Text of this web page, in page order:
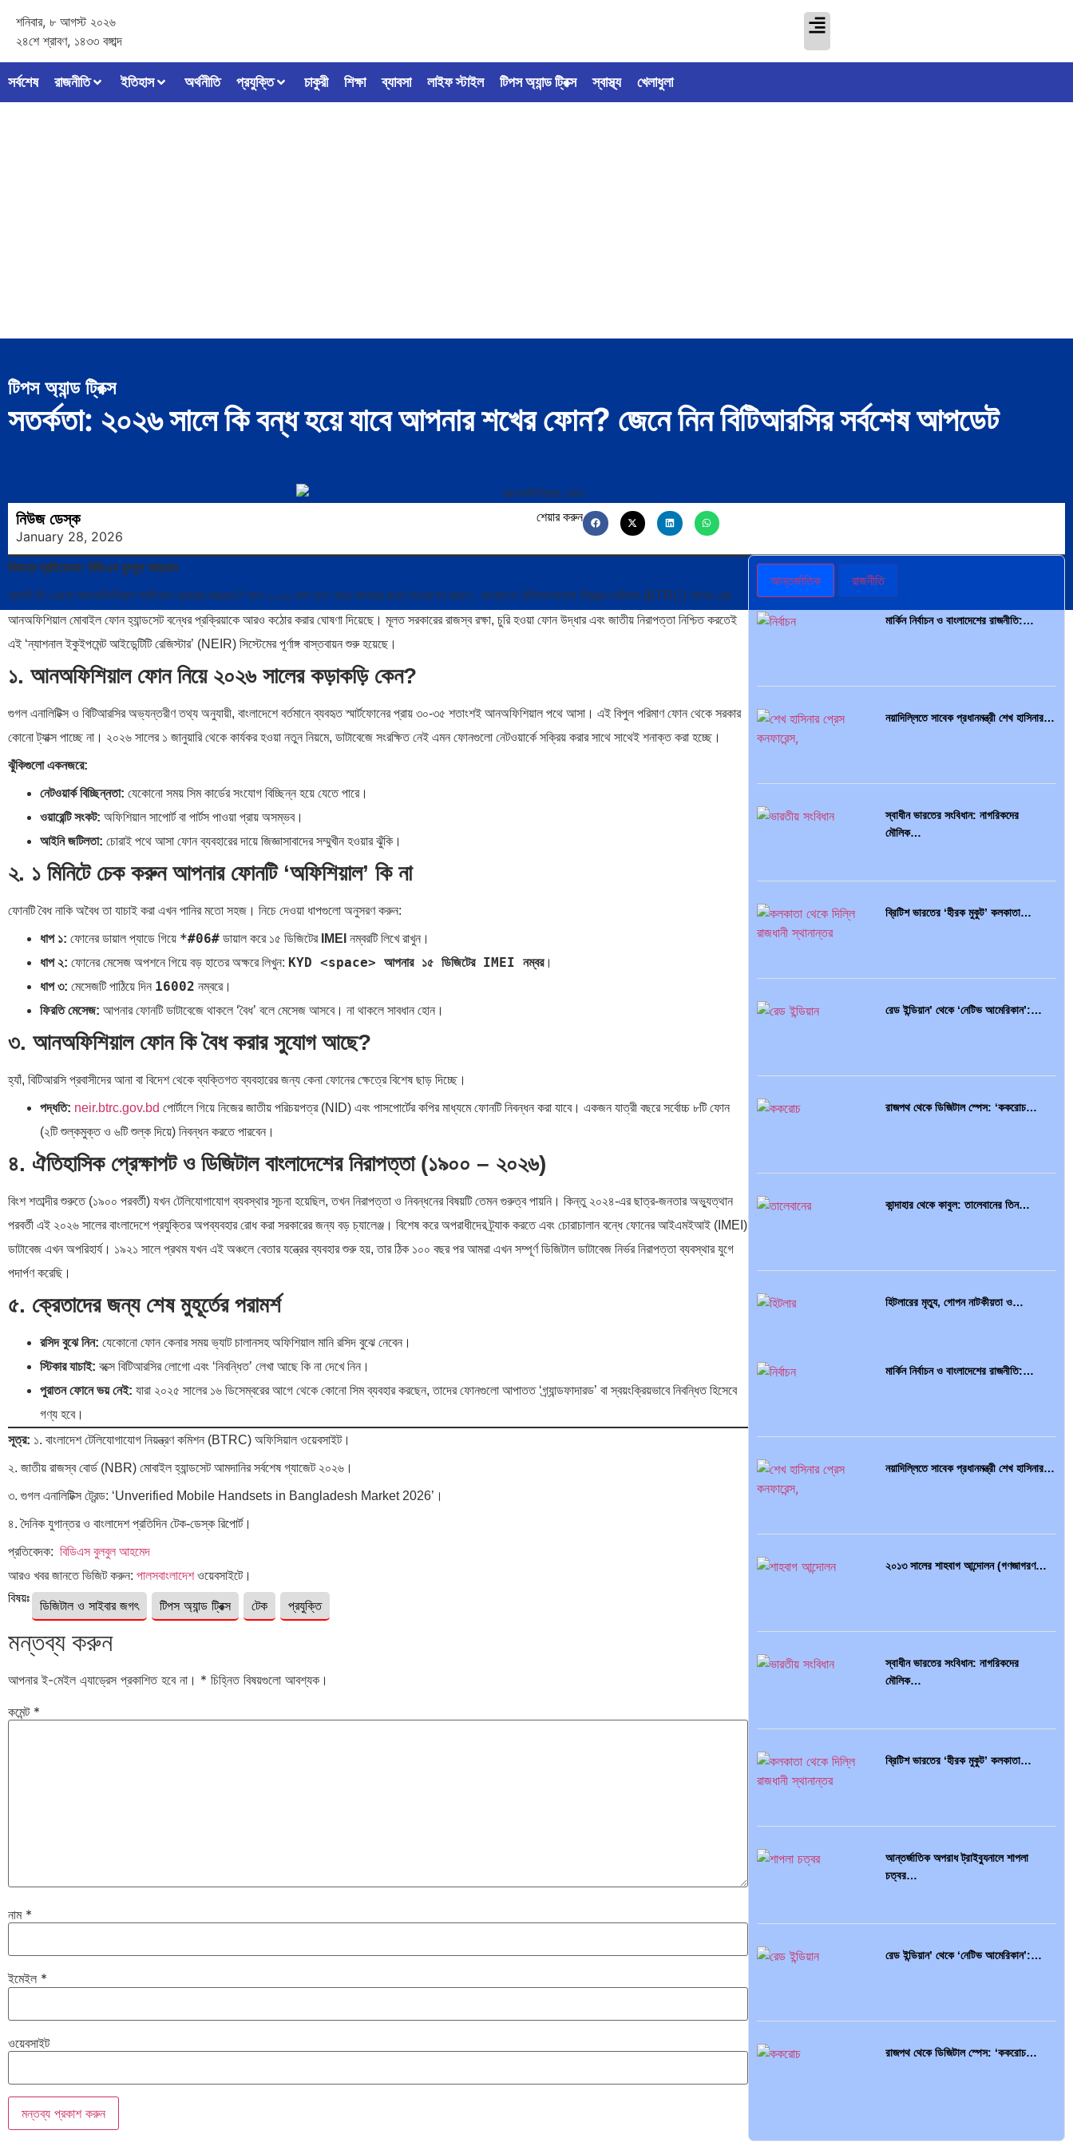
শনিবার, ৮ আগস্ট ২০২৬
২৪শে শ্রাবণ, ১৪৩৩ বঙ্গাব্দ
সর্বশেষ রাজনীতি ইতিহাস অর্থনীতি প্রযুক্তি চাকুরী শিক্ষা ব্যাবসা লাইফ স্টাইল টিপস অ্যান্ড ট্রিক্স স্বাস্থ্য খেলাধুলা
টিপস অ্যান্ড ট্রিক্স
সতর্কতা: ২০২৬ সালে কি বন্ধ হয়ে যাবে আপনার শখের ফোন? জেনে নিন বিটিআরসির সর্বশেষ আপডেট
নিউজ ডেস্ক
January 28, 2026
শেয়ার করুন
নিজস্ব প্রতিবেদক: বিডিএস বুলবুল আহমেদ
আপনি কি এখনো আনঅফিশিয়াল স্মার্টফোন ব্যবহার করছেন? তবে ২০২৬ সাল হতে পারে আপনার জন্য উদ্বেগের কারণ। বাংলাদেশ টেলিযোগাযোগ নিয়ন্ত্রণ কমিশন (BTRC) অবৈধ এবং
আনঅফিশিয়াল মোবাইল ফোন হ্যান্ডসেট বন্ধের প্রক্রিয়াকে আরও কঠোর করার ঘোষণা দিয়েছে। মূলত সরকারের রাজস্ব রক্ষা, চুরি হওয়া ফোন উদ্ধার এবং জাতীয় নিরাপত্তা নিশ্চিত করতেই
এই ‘ন্যাশনাল ইকুইপমেন্ট আইডেন্টিটি রেজিস্টার’ (NEIR) সিস্টেমের পূর্ণাঙ্গ বাস্তবায়ন শুরু হয়েছে।
১. আনঅফিশিয়াল ফোন নিয়ে ২০২৬ সালের কড়াকড়ি কেন?
গুগল এনালিটিক্স ও বিটিআরসির অভ্যন্তরীণ তথ্য অনুযায়ী, বাংলাদেশে বর্তমানে ব্যবহৃত স্মার্টফোনের প্রায় ৩০-৩৫ শতাংশই আনঅফিশিয়াল পথে আসা। এই বিপুল পরিমাণ ফোন থেকে সরকার
কোনো ট্যাক্স পাচ্ছে না। ২০২৬ সালের ১ জানুয়ারি থেকে কার্যকর হওয়া নতুন নিয়মে, ডাটাবেজে সংরক্ষিত নেই এমন ফোনগুলো নেটওয়ার্কে সক্রিয় করার সাথে সাথেই শনাক্ত করা হচ্ছে।
ঝুঁকিগুলো একনজরে:
নেটওয়ার্ক বিচ্ছিন্নতা: যেকোনো সময় সিম কার্ডের সংযোগ বিচ্ছিন্ন হয়ে যেতে পারে।
ওয়ারেন্টি সংকট: অফিশিয়াল সাপোর্ট বা পার্টস পাওয়া প্রায় অসম্ভব।
আইনি জটিলতা: চোরাই পথে আসা ফোন ব্যবহারের দায়ে জিজ্ঞাসাবাদের সম্মুখীন হওয়ার ঝুঁকি।
২. ১ মিনিটে চেক করুন আপনার ফোনটি ‘অফিশিয়াল’ কি না
ফোনটি বৈধ নাকি অবৈধ তা যাচাই করা এখন পানির মতো সহজ। নিচে দেওয়া ধাপগুলো অনুসরণ করুন:
ধাপ ১: ফোনের ডায়াল প্যাডে গিয়ে *#06# ডায়াল করে ১৫ ডিজিটের IMEI নম্বরটি লিখে রাখুন।
ধাপ ২: ফোনের মেসেজ অপশনে গিয়ে বড় হাতের অক্ষরে লিখুন: KYD <space> আপনার ১৫ ডিজিটের IMEI নম্বর।
ধাপ ৩: মেসেজটি পাঠিয়ে দিন 16002 নম্বরে।
ফিরতি মেসেজ: আপনার ফোনটি ডাটাবেজে থাকলে ‘বৈধ’ বলে মেসেজ আসবে। না থাকলে সাবধান হোন।
৩. আনঅফিশিয়াল ফোন কি বৈধ করার সুযোগ আছে?
হ্যাঁ, বিটিআরসি প্রবাসীদের আনা বা বিদেশ থেকে ব্যক্তিগত ব্যবহারের জন্য কেনা ফোনের ক্ষেত্রে বিশেষ ছাড় দিচ্ছে।
পদ্ধতি: neir.btrc.gov.bd পোর্টালে গিয়ে নিজের জাতীয় পরিচয়পত্র (NID) এবং পাসপোর্টের কপির মাধ্যমে ফোনটি নিবন্ধন করা যাবে। একজন যাত্রী বছরে সর্বোচ্চ ৮টি ফোন
(২টি শুল্কমুক্ত ও ৬টি শুল্ক দিয়ে) নিবন্ধন করতে পারবেন।
৪. ঐতিহাসিক প্রেক্ষাপট ও ডিজিটাল বাংলাদেশের নিরাপত্তা (১৯০০ – ২০২৬)
বিংশ শতাব্দীর শুরুতে (১৯০০ পরবর্তী) যখন টেলিযোগাযোগ ব্যবস্থার সূচনা হয়েছিল, তখন নিরাপত্তা ও নিবন্ধনের বিষয়টি তেমন গুরুত্ব পায়নি। কিন্তু ২০২৪-এর ছাত্র-জনতার অভ্যুত্থান
পরবর্তী এই ২০২৬ সালের বাংলাদেশে প্রযুক্তির অপব্যবহার রোধ করা সরকারের জন্য বড় চ্যালেঞ্জ। বিশেষ করে অপরাধীদের ট্র্যাক করতে এবং চোরাচালান বন্ধে ফোনের আইএমইআই (IMEI)
ডাটাবেজ এখন অপরিহার্য। ১৯২১ সালে প্রথম যখন এই অঞ্চলে বেতার যন্ত্রের ব্যবহার শুরু হয়, তার ঠিক ১০০ বছর পর আমরা এখন সম্পূর্ণ ডিজিটাল ডাটাবেজ নির্ভর নিরাপত্তা ব্যবস্থার যুগে
পদার্পণ করেছি।
৫. ক্রেতাদের জন্য শেষ মুহূর্তের পরামর্শ
রসিদ বুঝে নিন: যেকোনো ফোন কেনার সময় ভ্যাট চালানসহ অফিশিয়াল মানি রসিদ বুঝে নেবেন।
স্টিকার যাচাই: বক্সে বিটিআরসির লোগো এবং ‘নিবন্ধিত’ লেখা আছে কি না দেখে নিন।
পুরাতন ফোনে ভয় নেই: যারা ২০২৫ সালের ১৬ ডিসেম্বরের আগে থেকে কোনো সিম ব্যবহার করছেন, তাদের ফোনগুলো আপাতত ‘গ্র্যান্ডফাদারড’ বা স্বয়ংক্রিয়ভাবে নিবন্ধিত হিসেবে
গণ্য হবে।
সূত্র: ১. বাংলাদেশ টেলিযোগাযোগ নিয়ন্ত্রণ কমিশন (BTRC) অফিসিয়াল ওয়েবসাইট।
২. জাতীয় রাজস্ব বোর্ড (NBR) মোবাইল হ্যান্ডসেট আমদানির সর্বশেষ গ্যাজেট ২০২৬।
৩. গুগল এনালিটিক্স ট্রেন্ড: ‘Unverified Mobile Handsets in Bangladesh Market 2026’।
৪. দৈনিক যুগান্তর ও বাংলাদেশ প্রতিদিন টেক-ডেস্ক রিপোর্ট।
প্রতিবেদক: বিডিএস বুলবুল আহমেদ
আরও খবর জানতে ভিজিট করুন: পালসবাংলাদেশওয়েবসাইটে।
বিষয়ঃ
ডিজিটাল ও সাইবার জগৎ টিপস অ্যান্ড ট্রিক্স টেক প্রযুক্তি
মন্তব্য করুন
আপনার ই-মেইল এ্যাড্রেস প্রকাশিত হবে না। * চিহ্নিত বিষয়গুলো আবশ্যক।
কমেন্ট *
নাম *
ইমেইল *
ওয়েবসাইট
আন্তর্জাতিক রাজনীতি
মার্কিন নির্বাচন ও বাংলাদেশের রাজনীতি:…
নয়াদিল্লিতে সাবেক প্রধানমন্ত্রী শেখ হাসিনার…
স্বাধীন ভারতের সংবিধান: নাগরিকদের
মৌলিক…
ব্রিটিশ ভারতের ‘হীরক মুকুট’ কলকাতা…
রেড ইন্ডিয়ান’ থেকে ‘নেটিভ আমেরিকান’:…
রাজপথ থেকে ডিজিটাল স্পেস: ‘ককরোচ…
কান্দাহার থেকে কাবুল: তালেবানের তিন…
হিটলারের মৃত্যু, গোপন নাটকীয়তা ও…
মার্কিন নির্বাচন ও বাংলাদেশের রাজনীতি:…
নয়াদিল্লিতে সাবেক প্রধানমন্ত্রী শেখ হাসিনার…
২০১৩ সালের শাহবাগ আন্দোলন (গণজাগরণ…
স্বাধীন ভারতের সংবিধান: নাগরিকদের
মৌলিক…
ব্রিটিশ ভারতের ‘হীরক মুকুট’ কলকাতা…
আন্তর্জাতিক অপরাধ ট্রাইব্যুনালে শাপলা
চত্বর…
রেড ইন্ডিয়ান’ থেকে ‘নেটিভ আমেরিকান’:…
রাজপথ থেকে ডিজিটাল স্পেস: ‘ককরোচ…